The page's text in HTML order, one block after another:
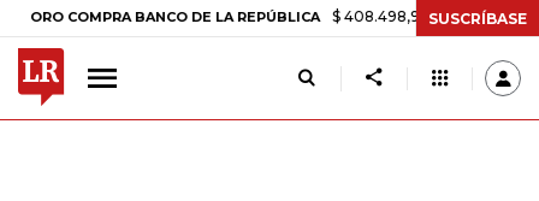
BANCO DE LA REPÚBLICA $ 408.498,97 +$ 8.753,81 +2,19%
SUSCRÍBASE